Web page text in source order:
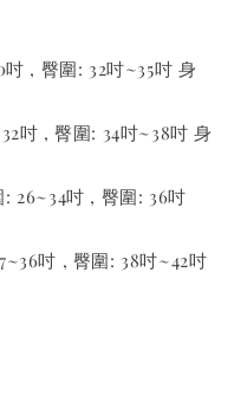
, 臀圍: 32吋~35吋 身
吋 , 臀圍: 34吋~38吋 身
26~34吋 , 臀圍: 36吋
吋 , 臀圍: 38吋~42吋